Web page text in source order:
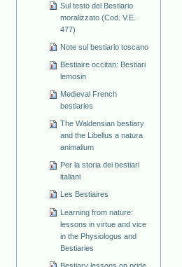
Sul testo del Bestiario
moralizzato (Cod. V.E.
477)
Note sul bestiario toscano
Bestiaire occitan: Bestiari
lemosin
Medieval French
bestiaries
The Waldensian bestiary
and the Libellus a natura
animalium
Per la storia dei bestiari
italiani
Les Bestiaires
Learning from nature:
lessons in virtue and vice
in the Physiologus and
Bestiaries
Bestiary lessons on pride